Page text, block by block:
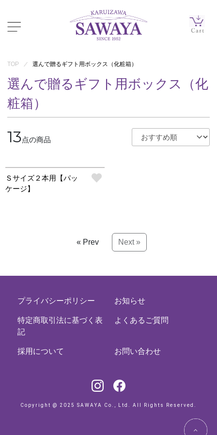
TOP 選んで贈るギフト用ボックス（化粧箱）
選んで贈るギフト用ボックス（化
粧箱）
13点の商品
Ｓサイズ２本用【パッ
ケージ】
« Prev Next »
プライバシーポリシー お知らせ
特定商取引法に基づく表
記
よくあるご質問
採用について お問い合わせ
Copyright @ 2025 SAWAYA Co., Ltd. All Rights Reserved.